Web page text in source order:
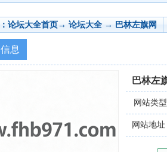
论坛大全首页→ 论坛大全 → 巴林左旗网
息
巴林左
网站类
网站地址